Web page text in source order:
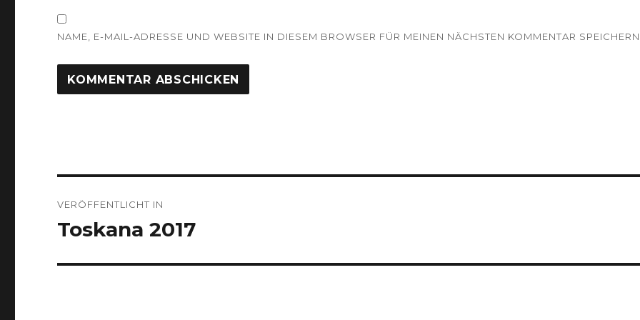
NAME, E-MAIL-ADRESSE UND WEBSITE IN DIESEM BROWSER FÜR MEINEN NÄCHSTEN KOMMENTAR
VERÖFFENTLICHT IN
Toskana 2017